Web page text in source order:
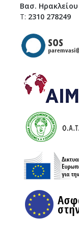
Βασ. Ηρακλείου
Τ: 2310 278249